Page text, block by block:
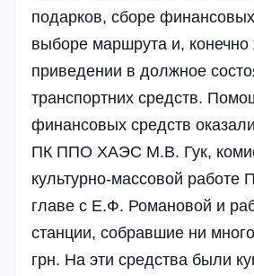
подарков, сборе
выборе маршрута и, конечно
приведении в должное
транспортних средств.
финансовых средств
ПК ППО ХАЭС М.В. Гук,
культурно-массовой
главе с Е.Ф. Романовой и
станции, собравшие ни
грн. На эти средства были